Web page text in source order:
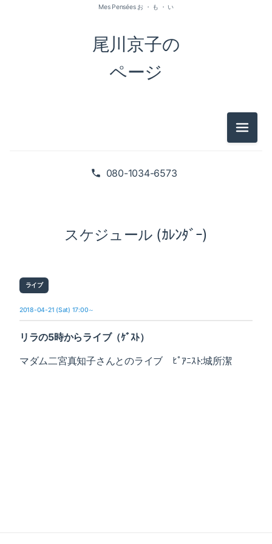
080-1034-6573
尾川京子の
ページ
Mes Pensées お ・ も ・ い
メニュ
スケジュール (ｶﾚﾝﾀﾞｰ)
ライブ
2018-04-21 (Sat) 17:00～
リラの5時からライブ（ｹﾞｽﾄ）
マダム二宮真知子さんとのライブ ﾋﾟｱﾆｽﾄ:城所潔